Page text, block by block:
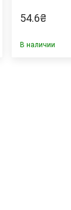
54.6₴
В наличии